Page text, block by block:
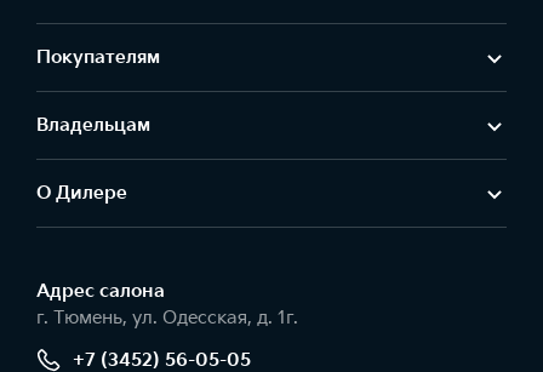
Покупателям
Владельцам
О Дилере
Адрес салонa
г. Тюмень, ул. Одесская, д. 1г.
+7 (3452) 56-05-05